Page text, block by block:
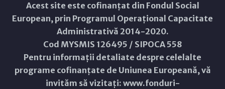
Acest site este cofinanțat din Fondul Social
European, prin Programul Operațional Capacitate
Administrativă 2014-2020.
Cod MYSMIS 126495 / SIPOCA 558
Pentru informații detaliate despre celelalte
programe cofinanțate de Uniunea Europeană, vă
invităm să vizitați: www.fonduri-